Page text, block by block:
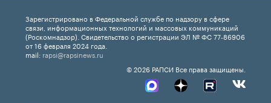
Зарегистрировано в Федеральной службе по надзору в сфере
связи, информационных технологий и массовых коммуникаций
(Роскомнадзор). Свидетельство о регистрации ЭЛ № ФС 77-86906
от 16 февраля 2024 года.
mail: rapsi@rapsinews.ru
© 2026 РАПСИ Все права защищены.